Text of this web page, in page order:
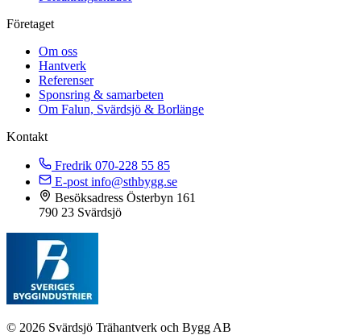
Företaget
Om oss
Hantverk
Referenser
Sponsring & samarbeten
Om Falun, Svärdsjö & Borlänge
Kontakt
Fredrik 070-228 55 85
E-post info@sthbygg.se
Besöksadress Österbyn 161
790 23 Svärdsjö
© 2026 Svärdsjö Trähantverk och Bygg AB